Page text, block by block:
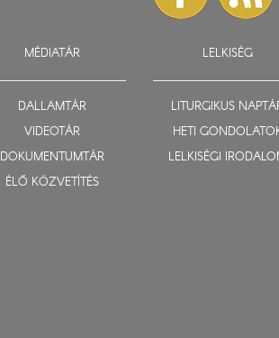
MÉDIATÁR
DALLAMTÁR
VIDEOTÁR
DOKUMENTUMTÁR
ÉLŐ KÖZVETÍTÉS
LELKISÉG
LITURGIKUS
HETI
LELKISÉGI